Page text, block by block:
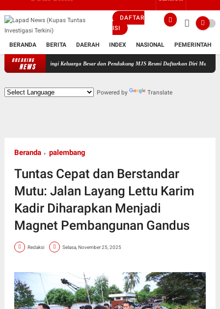
DAFTAR
ISI
BERANDA BERITA DAERAH INDEX NASIONAL PEMERINTAH
BREAKING
NEWS
Keluarga Besar dan Pendukung MJS Resmi Daftarkan Diri Maju Sebagai Calon
Powered by Translate
Beranda palembang
Tuntas Cepat dan Berstandar
Mutu: Jalan Layang Lettu Karim
Kadir Diharapkan Menjadi
Magnet Pembangunan Gandus
Redaksi Selasa, November 25, 2025